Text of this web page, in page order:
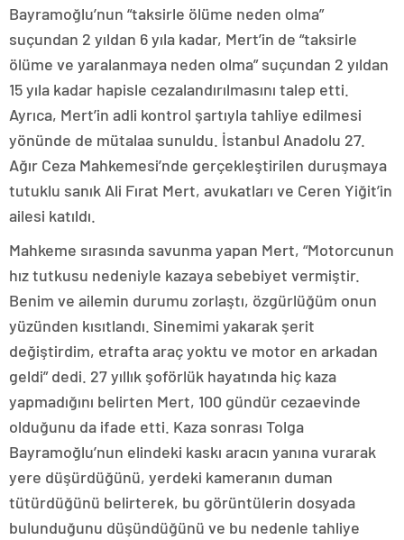
Bayramoğlu’nun “taksirle ölüme neden olma”
suçundan 2 yıldan 6 yıla kadar, Mert’in de “taksirle
ölüme ve yaralanmaya neden olma” suçundan 2 yıldan
15 yıla kadar hapisle cezalandırılmasını talep etti.
Ayrıca, Mert’in adli kontrol şartıyla tahliye edilmesi
yönünde de mütalaa sunuldu. İstanbul Anadolu 27.
Ağır Ceza Mahkemesi’nde gerçekleştirilen duruşmaya
tutuklu sanık Ali Fırat Mert, avukatları ve Ceren Yiğit’in
ailesi katıldı.
Mahkeme sırasında savunma yapan Mert, “Motorcunun
hız tutkusu nedeniyle kazaya sebebiyet vermiştir.
Benim ve ailemin durumu zorlaştı, özgürlüğüm onun
yüzünden kısıtlandı. Sinemimi yakarak şerit
değiştirdim, etrafta araç yoktu ve motor en arkadan
geldi” dedi. 27 yıllık şoförlük hayatında hiç kaza
yapmadığını belirten Mert, 100 gündür cezaevinde
olduğunu da ifade etti. Kaza sonrası Tolga
Bayramoğlu’nun elindeki kaskı aracın yanına vurarak
yere düşürdüğünü, yerdeki kameranın duman
tütürdüğünü belirterek, bu görüntülerin dosyada
bulunduğunu düşündüğünü ve bu nedenle tahliye